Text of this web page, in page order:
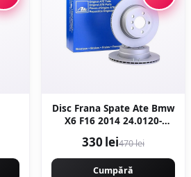
Disc Frana Spate Ate Bmw
X6 F16 2014 24.0120-
330 lei470 lei
Cumpără